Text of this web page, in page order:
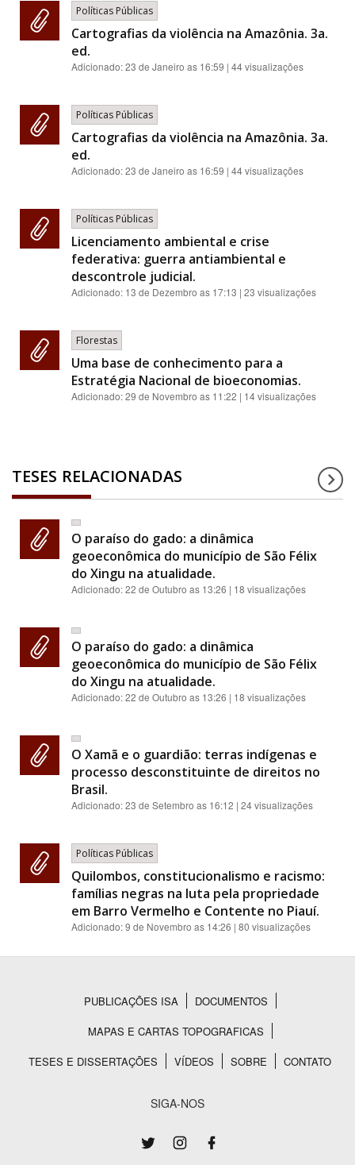
Políticas Públicas
Cartografias da violência na Amazônia. 3a.
ed.
Adicionado:23 de Janeiro as 16:59 | 44 visualizações
Políticas Públicas
Cartografias da violência na Amazônia. 3a.
ed.
Adicionado:23 de Janeiro as 16:59 | 44 visualizações
Políticas Públicas
Licenciamento ambiental e crise
federativa: guerra antiambiental e
descontrole judicial.
Adicionado: 13 de Dezembro as 17:13 | 23 visualizações
Florestas
Uma base de conhecimento para a
Estratégia Nacional de bioeconomias.
Adicionado:29 de Novembro as 11:22 | 14 visualizações
TESES RELACIONADAS
O paraíso do gado: a dinâmica
geoeconômica do município de São Félix
do Xingu na atualidade.
Adicionado:22 de Outubro as 13:26 | 18 visualizações
O paraíso do gado: a dinâmica
geoeconômica do município de São Félix
do Xingu na atualidade.
Adicionado:22 de Outubro as 13:26 | 18 visualizações
O Xamã e o guardião: terras indígenas e
processo desconstituinte de direitos no
Brasil.
Adicionado:23 de Setembro as 16:12 | 24 visualizações
Políticas Públicas
Quilombos, constitucionalismo e racismo:
famílias negras na luta pela propriedade
em Barro Vermelho e Contente no Piauí.
Adicionado:9 de Novembro as 14:26 | 80 visualizações
Rodapé
PUBLICAÇÕES ISA
DOCUMENTOS
MAPAS E CARTAS TOPOGRAFICAS
TESES E DISSERTAÇÕES
VÍDEOS SOBRE CONTATO
SIGA-NOS